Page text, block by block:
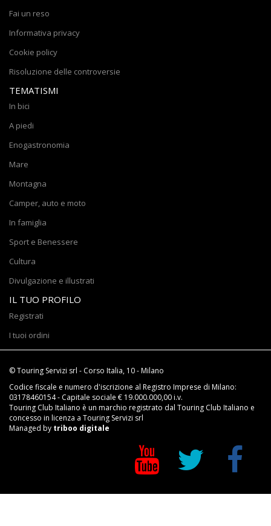
Fai un reso
Informativa privacy
Cookie policy
Risoluzione delle controversie
TEMATISMI
In bici
A piedi
Enogastronomia
Mare
Montagna
Camper, auto e moto
In famiglia
Sport e Benessere
Cultura
Divulgazione e illustrati
IL TUO PROFILO
Registrati
I tuoi ordini
© Touring Servizi srl - Corso Italia, 10 - Milano
Codice fiscale e numero d'iscrizione al Registro Imprese di Milano:
03178460154 - Capitale sociale € 19.000.000,00 i.v.
Touring Club Italiano è un marchio registrato dal Touring Club Italiano e
concesso in licenza a Touring Servizi srl
Managed by triboo digitale